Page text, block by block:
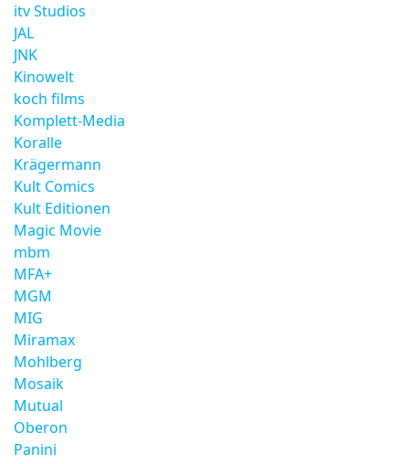
itv Studios
JAL
JNK
Kinowelt
koch films
Komplett-Media
Koralle
Krägermann
Kult Comics
Kult Editionen
Magic Movie
mbm
MFA+
MGM
MIG
Miramax
Mohlberg
Mosaik
Mutual
Oberon
Panini